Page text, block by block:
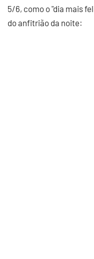
5/6, como o "dia mais
do anfitrião da noite: